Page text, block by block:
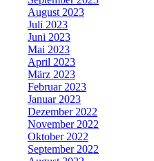
August 2023
Juli 2023
Juni 2023
Mai 2023
April 2023
März 2023
Februar 2023
Januar 2023
Dezember 2022
November 2022
Oktober 2022
September 2022